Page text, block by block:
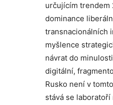
určujícím trendem
dominance
transnacionálních
myšlence
návrat do
digitální,
Rusko není v
stává se